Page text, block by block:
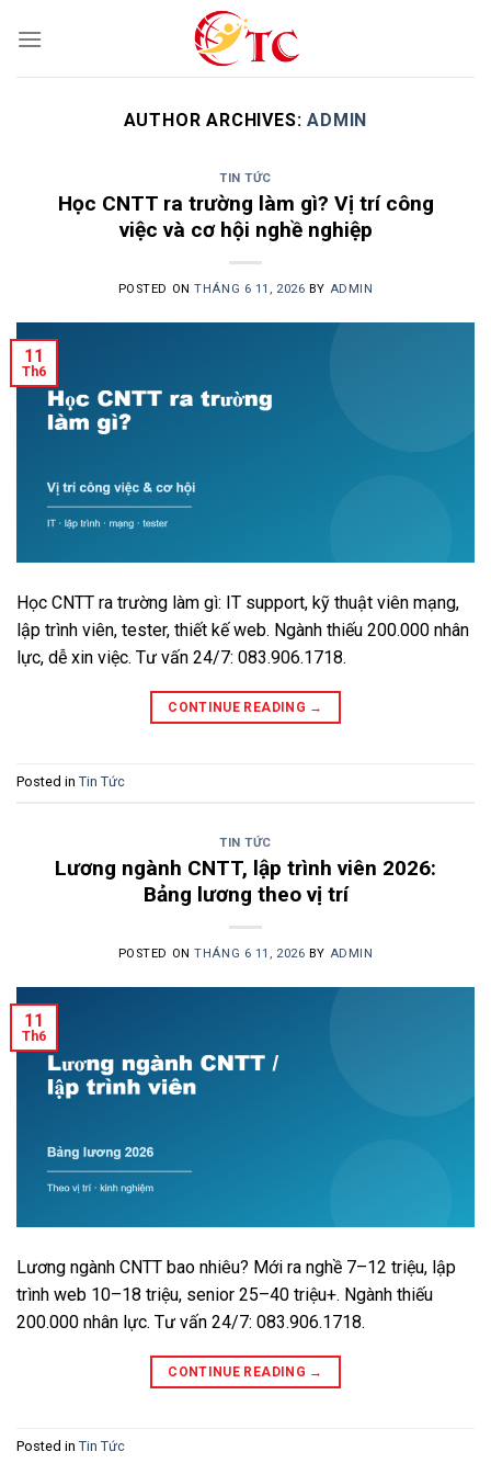
AUTHOR ARCHIVES:ADMIN
TIN TỨC
Học CNTT ra trường làm gì? Vị trí công
việc và cơ hội nghề nghiệp
POSTED ONTHÁNG 6 11, 2026 BY ADMIN
11
Th6
Học CNTT ra trường làm gì: IT support, kỹ thuật viên mạng,
lập trình viên, tester, thiết kế web. Ngành thiếu 200.000 nhân
lực, dễ xin việc. Tư vấn 24/7: 083.906.1718.
CONTINUE READING →
Posted in Tin Tức
TIN TỨC
Lương ngành CNTT, lập trình viên 2026:
Bảng lương theo vị trí
POSTED ONTHÁNG 6 11, 2026 BY ADMIN
11
Th6
Lương ngành CNTT bao nhiêu? Mới ra nghề 7–12 triệu, lập
trình web 10–18 triệu, senior 25–40 triệu+. Ngành thiếu
200.000 nhân lực. Tư vấn 24/7: 083.906.1718.
CONTINUE READING →
Posted in Tin Tức